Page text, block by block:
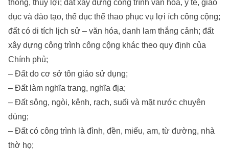
thông, thủy lợi; đất xây dựng công trình văn hóa, y tế, giáo
dục và đào tạo, thể dục thể thao phục vụ lợi ích công cộng;
đất có di tích lịch sử – văn hóa, danh lam thắng cảnh; đất
xây dựng công trình công cộng khác theo quy định của
Chính phủ;
– Đất do cơ sở tôn giáo sử dụng;
– Đất làm nghĩa trang, nghĩa địa;
– Đất sông, ngòi, kênh, rạch, suối và mặt nước chuyên
dùng;
– Đất có công trình là đình, đền, miếu, am, từ đường, nhà
thờ họ;